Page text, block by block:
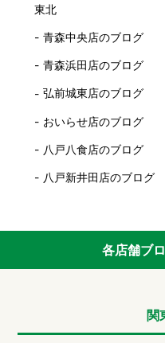
東北
青森中央店のブログ
青森浜田店のブログ
弘前城東店のブログ
おいらせ店のブログ
八戸八食店のブログ
八戸新井田店のブログ
各店舗ブ
関